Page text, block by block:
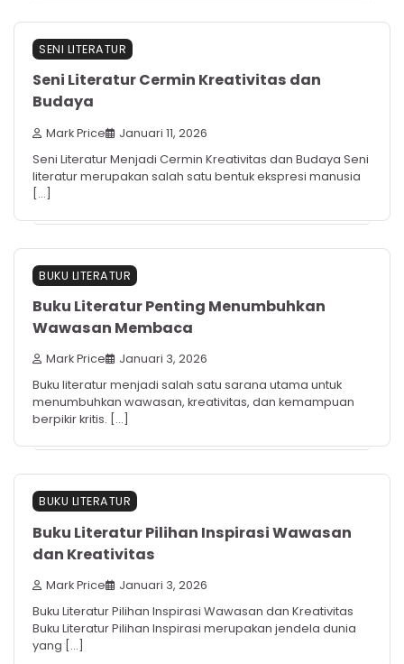
SENI LITERATUR
Seni Literatur Cermin Kreativitas dan
Budaya
Mark Price Januari 11, 2026
Seni Literatur Menjadi Cermin Kreativitas dan Budaya Seni
literatur merupakan salah satu bentuk ekspresi manusia
[…]
BUKU LITERATUR
Buku Literatur Penting Menumbuhkan
Wawasan Membaca
Mark Price Januari 3, 2026
Buku literatur menjadi salah satu sarana utama untuk
menumbuhkan wawasan, kreativitas, dan kemampuan
berpikir kritis. […]
BUKU LITERATUR
Buku Literatur Pilihan Inspirasi Wawasan
dan Kreativitas
Mark Price Januari 3, 2026
Buku Literatur Pilihan Inspirasi Wawasan dan Kreativitas
Buku Literatur Pilihan Inspirasi merupakan jendela dunia
yang […]